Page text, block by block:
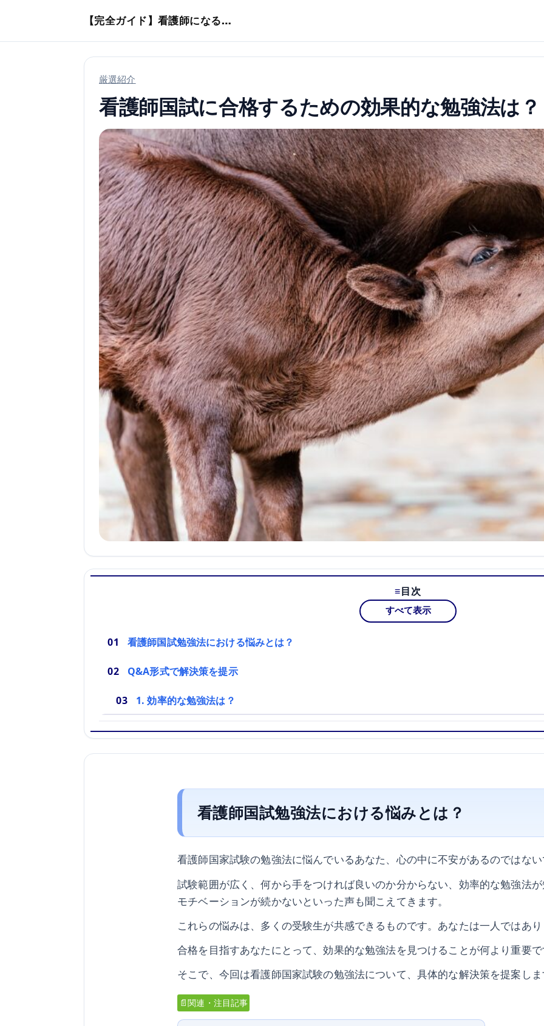
【完全ガイド】看護師になるまでのステップ＆スケジュール
厳選紹介
看護師国試に合格するための効果的な勉強法は？
目次
すべて表示
看護師国試勉強法における悩みとは？
Q&A形式で解決策を提示
1. 効率的な勉強法は？
看護師国試勉強法における悩みとは？
看護師国家試験の勉強法に悩んでいるあなた、心の中に不安があるのではな
試験範囲が広く、何から手をつければ良いのか分からない、効率的な勉強法
モチベーションが続かないといった声も聞こえてきます。
これらの悩みは、多くの受験生が共感できるものです。あなたは一人ではあ
合格を目指すあなたにとって、効果的な勉強法を見つけることが何より重要
そこで、今回は看護師国家試験の勉強法について、具体的な解決策を提案し
📄関連・注目記事